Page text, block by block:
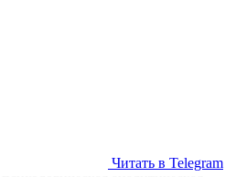
Читать в Telegram